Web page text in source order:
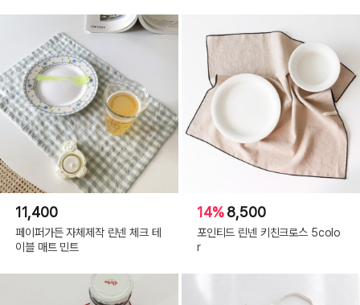
11,400
페이퍼가든 자체제작 린넨 체크 테
이블 매트 민트
14%8,500
포인티드 린넨 키친크로스 5colo
r